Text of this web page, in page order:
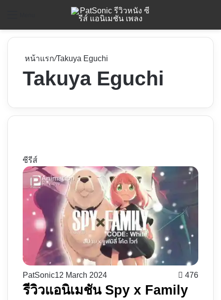
หน้าแรก/Takuya Eguchi
Takuya Eguchi
ซีรีส์
PatSonic12 March 2024 476
รีวิวแอนิเมชัน Spy x Family